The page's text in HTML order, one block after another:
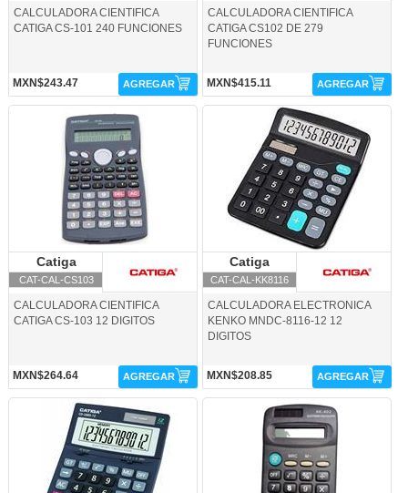
CALCULADORA CIENTIFICA
CATIGA CS-101 240 FUNCIONES
MXN$243.47 AGREGAR
CALCULADORA CIENTIFICA
CATIGA CS102 DE 279
FUNCIONES
MXN$415.11 AGREGAR
CAT-CAL-CS103-Catiga
Catiga
CAT-CAL-CS103
CALCULADORA CIENTIFICA
CATIGA CS-103 12 DIGITOS
MXN$264.64 AGREGAR
CAT-CAL-KK8116-Catiga
Catiga
CAT-CAL-KK8116
CALCULADORA ELECTRONICA
KENKO MNDC-8116-12 12
DIGITOS
MXN$208.85 AGREGAR
CAT-CAL-KK9126-Catiga CAT-CAL-MN482-Catiga